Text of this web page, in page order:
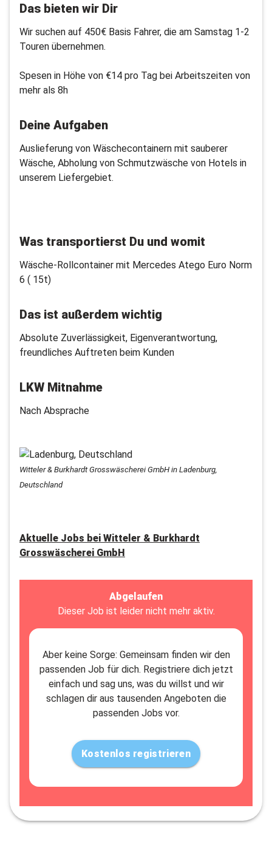
Das bieten wir Dir
Wir suchen auf 450€ Basis Fahrer, die am Samstag 1-2
Touren übernehmen.
Spesen in Höhe von €14 pro Tag bei Arbeitszeiten von
mehr als 8h
Deine Aufgaben
Auslieferung von Wäschecontainern mit sauberer
Wäsche, Abholung von Schmutzwäsche von Hotels in
unserem Liefergebiet.
Was transportierst Du und womit
Wäsche-Rollcontainer mit Mercedes Atego Euro Norm
6 ( 15t)
Das ist außerdem wichtig
Absolute Zuverlässigkeit, Eigenverantwortung,
freundliches Auftreten beim Kunden
LKW Mitnahme
Nach Absprache
Witteler & Burkhardt Grosswäscherei GmbH in Ladenburg,
Deutschland
Aktuelle Jobs bei Witteler & Burkhardt
Grosswäscherei GmbH
Abgelaufen
Dieser Job ist leider nicht mehr aktiv.
Aber keine Sorge: Gemeinsam finden wir den
passenden Job für dich. Registriere dich jetzt
einfach und sag uns, was du willst und wir
schlagen dir aus tausenden Angeboten die
passenden Jobs vor.
Kostenlos registrieren